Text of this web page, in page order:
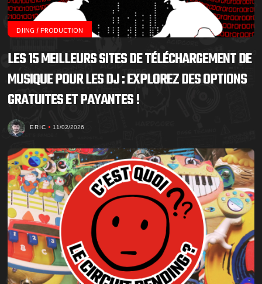
DJING / PRODUCTION
LES 15 MEILLEURS SITES DE TÉLÉCHARGEMENT DE
MUSIQUE POUR LES DJ : EXPLOREZ DES OPTIONS
GRATUITES ET PAYANTES !
ERIC 11/02/2026